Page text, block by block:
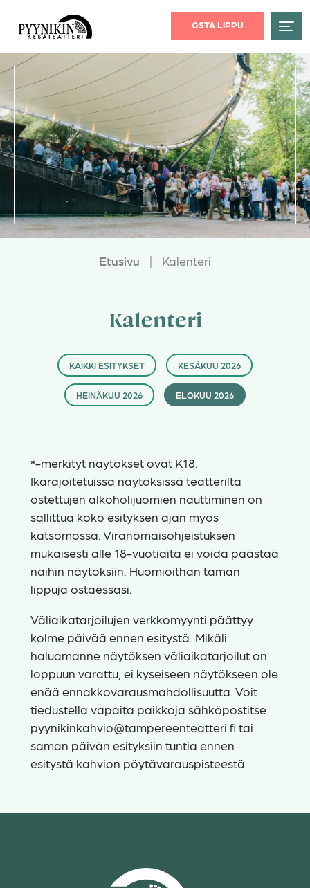
OSTA LIPPU
Etusivu | Kalenteri
Kalenteri
KAIKKI ESITYKSET KESÄKUU 2026
HEINÄKUU 2026 ELOKUU 2026
*-merkityt näytökset ovat K18.
Ikärajoitetuissa näytöksissä teatterilta
ostettujen alkoholijuomien nauttiminen on
sallittua koko esityksen ajan myös
katsomossa. Viranomaisohjeistuksen
mukaisesti alle 18-vuotiaita ei voida päästää
näihin näytöksiin. Huomioithan tämän
lippuja ostaessasi.
Väliaikatarjoilujen verkkomyynti päättyy
kolme päivää ennen esitystä. Mikäli
haluamanne näytöksen väliaikatarjoilut on
loppuun varattu, ei kyseiseen näytökseen ole
enää ennakkovarausmahdollisuutta. Voit
tiedustella vapaita paikkoja sähköpostitse
pyynikinkahvio@tampereenteatteri.fi tai
saman päivän esityksiin tuntia ennen
esitystä kahvion pöytävarauspisteestä.